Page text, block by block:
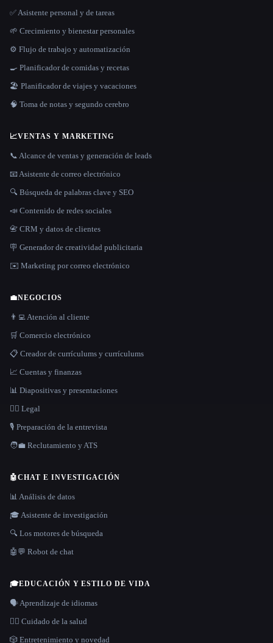
✅ Asistente personal y de tareas
🌱 Crecimiento y bienestar personales
⚙️ Flujo de trabajo y automatización
🍳 Planificador de comidas y recetas
🏖 Planificador de viajes y vacaciones
🧠 Toma de notas y segundo cerebro
📈VENTAS Y MARKETING
📞 Alcance de ventas y generación de leads
📧 Asistente de correo electrónico
🔍 Búsqueda de palabras clave y SEO
📣 Contenido de redes sociales
📇 CRM y datos de clientes
🪧 Generador de creatividad publicitaria
✉️ Marketing por correo electrónico
💼NEGOCIOS
👨‍💻 Atención al cliente
🛒 Comercio electrónico
📋 Creador de currículums y currículums
📈 Cuentas y finanzas
📊 Diapositivas y presentaciones
👩‍⚖️ Legal
🎙️ Preparación de la entrevista
🧑‍💼 Reclutamiento y ATS
🤖CHAT E INVESTIGACIÓN
📊 Análisis de datos
🎓 Asistente de investigación
🔍 Los motores de búsqueda
🤖💬 Robot de chat
🎓EDUCACIÓN Y ESTILO DE VIDA
🗣️ Aprendizaje de idiomas
👩‍⚕️ Cuidado de la salud
🎲 Entretenimiento y novedad